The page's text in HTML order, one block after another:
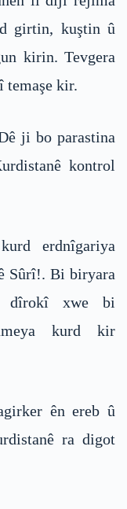
girtin, kuştin û
kirin. Tevgera
temaşe kir.
ji bo parastina
kontrol
erdnîgariya
Sûrî!. Bi biryara
dîrokî xwe bi
kurd kir
ên ereb û
ra digot